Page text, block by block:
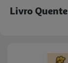
Livro